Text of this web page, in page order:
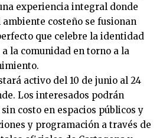
experiencia integral donde
costeño se fusionan
que celebre la identidad
la comunidad en torno a la
activo del 10 de junio al 24
Los interesados podrán
costo en espacios públicos y
y programación a través de